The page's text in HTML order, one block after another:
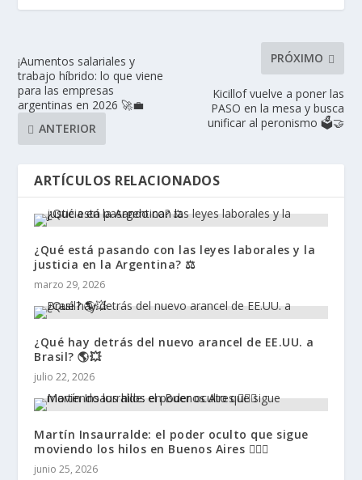
¡Aumentos salariales y
trabajo híbrido: lo que viene
para las empresas
argentinas en 2026 🚀💼
ANTERIOR
PRÓXIMO
Kicillof vuelve a poner las
PASO en la mesa y busca
unificar al peronismo 🗳️🤝
ARTÍCULOS RELACIONADOS
¿Qué está pasando con las leyes laborales y la
justicia en la Argentina? ⚖️
marzo 29, 2026
¿Qué hay detrás del nuevo arancel de EE.UU. a
Brasil? 🌎💥
julio 22, 2026
Martín Insaurralde: el poder oculto que sigue
moviendo los hilos en Buenos Aires 🕵️‍♂️✨
junio 25, 2026